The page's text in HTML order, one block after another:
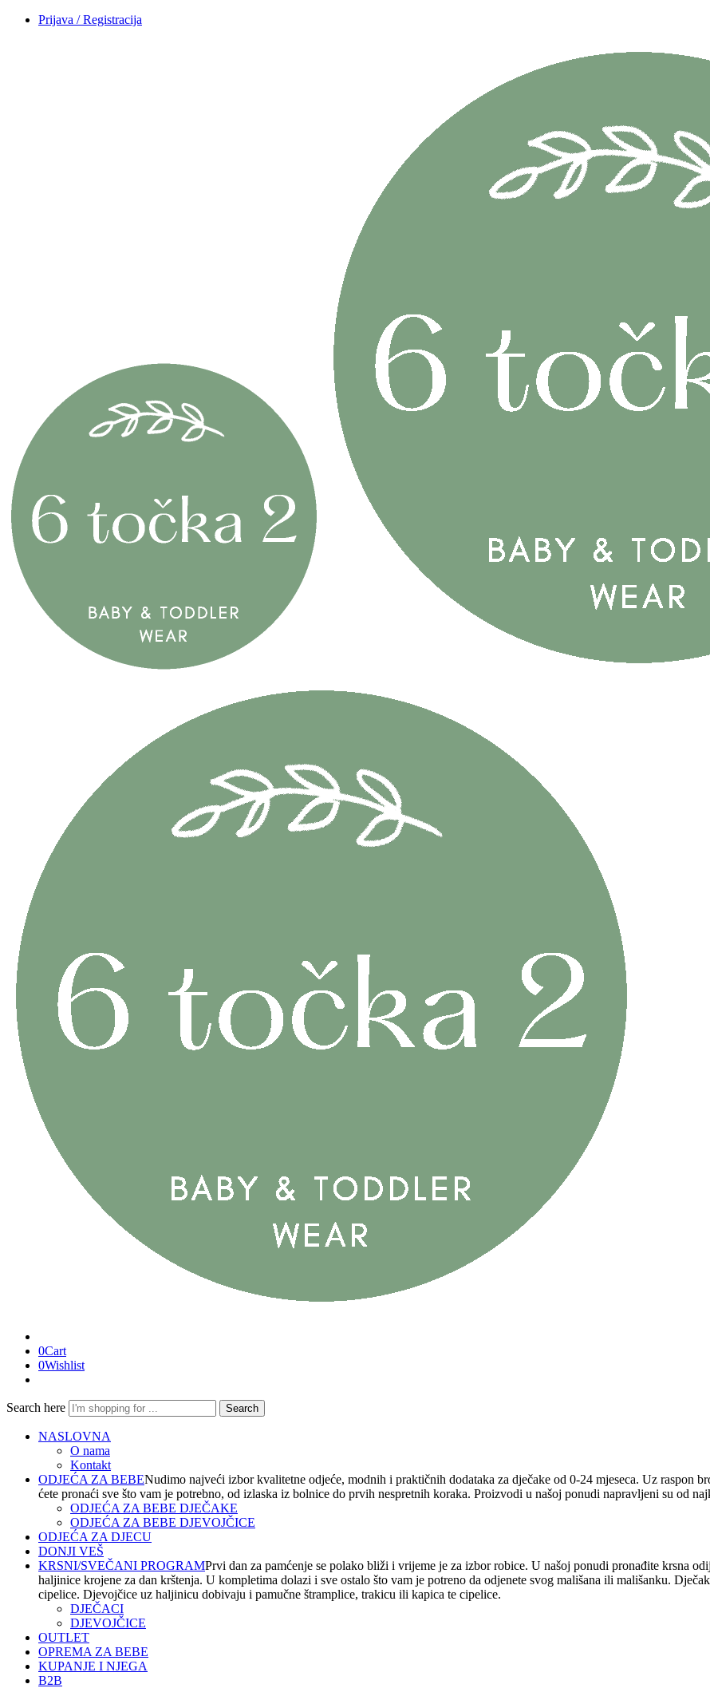
Prijava / Registracija
0Cart
0Wishlist
Search here Search
NASLOVNA
O nama
Kontakt
ODJEĆA ZA BEBENudimo najveći izbor kvalitetne odjeće, modnih i praktičnih dodataka za dječake od 0-24 mjeseca. Uz raspon
ćete pronaći sve što vam je potrebno, od izlaska iz bolnice do prvih nespretnih koraka. Proizvodi u našoj ponudi napravljeni su od
ODJEĆA ZA BEBE DJEČAKE
ODJEĆA ZA BEBE DJEVOJČICE
ODJEĆA ZA DJECU
DONJI VEŠ
KRSNI/SVEČANI PROGRAMPrvi dan za pamćenje se polako bliži i vrijeme je za izbor robice. U našoj ponudi pronađite krsna
haljinice krojene za dan krštenja. U kompletima dolazi i sve ostalo što vam je potreno da odjenete svog mališana ili mališanku.
cipelice. Djevojčice uz haljinicu dobivaju i pamučne štramplice, trakicu ili kapica te cipelice.
DJEČACI
DJEVOJČICE
OUTLET
OPREMA ZA BEBE
KUPANJE I NJEGA
B2B